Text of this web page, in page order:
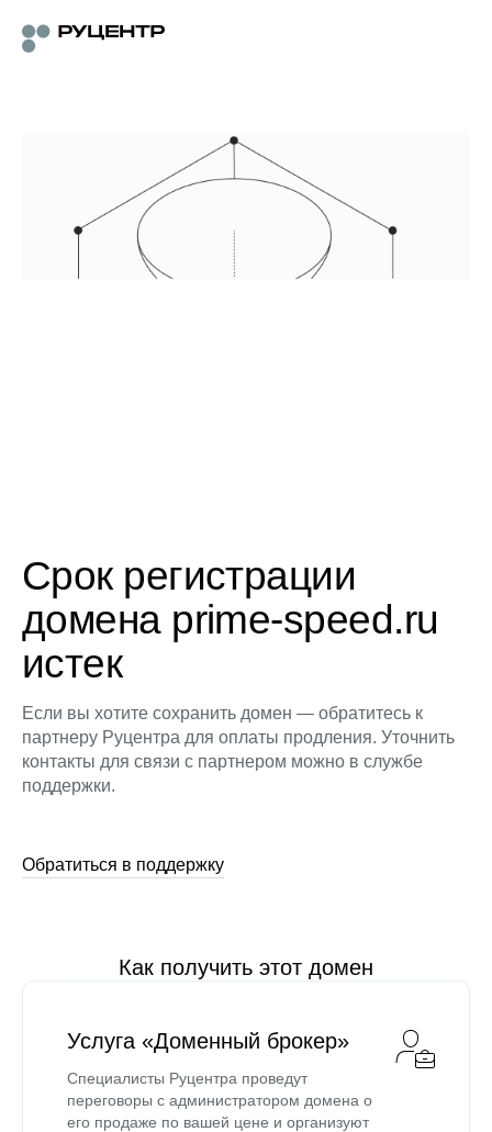
Срок регистрации
домена prime-speed.ru
истек
Если вы хотите сохранить домен — обратитесь к
партнеру Руцентра для оплаты продления. Уточнить
контакты для связи с партнером можно в службе
поддержки.
Обратиться в поддержку
Как получить этот домен
Услуга «Доменный брокер»
Специалисты Руцентра проведут
переговоры с администратором домена о
его продаже по вашей цене и организуют